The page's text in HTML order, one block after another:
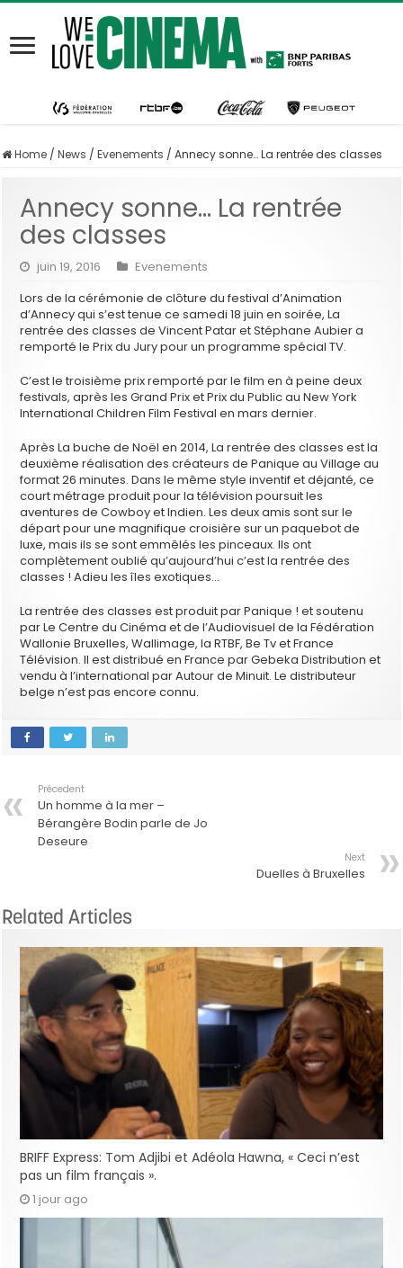
Home / News / Evenements / Annecy sonne… La rentrée des classes
Annecy sonne… La rentrée
des classes
juin 19, 2016
Evenements
Lors de la cérémonie de clôture du festival d’Animation
d’Annecy qui s’est tenue ce samedi 18 juin en soirée, La
rentrée des classes de Vincent Patar et Stéphane Aubier a
remporté le Prix du Jury pour un programme spécial TV.
C’est le troisième prix remporté par le film en à peine deux
festivals, après les Grand Prix et Prix du Public au New York
International Children Film Festival en mars dernier.
Après La buche de Noël en 2014, La rentrée des classes est la
deuxième réalisation des créateurs de Panique au Village au
format 26 minutes. Dans le même style inventif et déjanté, ce
court métrage produit pour la télévision poursuit les
aventures de Cowboy et Indien. Les deux amis sont sur le
départ pour une magnifique croisière sur un paquebot de
luxe, mais ils se sont emmêlés les pinceaux. Ils ont
complètement oublié qu’aujourd’hui c’est la rentrée des
classes ! Adieu les îles exotiques…
La rentrée des classes est produit par Panique ! et soutenu
par Le Centre du Cinéma et de l’Audiovisuel de la Fédération
Wallonie Bruxelles, Wallimage, la RTBF, Be Tv et France
Télévision. Il est distribué en France par Gebeka Distribution et
vendu à l’international par Autour de Minuit. Le distributeur
belge n’est pas encore connu.
Précedent
Un homme à la mer –
Bérangère Bodin parle de Jo
Deseure
Next
Duelles à Bruxelles
Related Articles
BRIFF Express: Tom Adjibi et Adéola Hawna, « Ceci n’est
pas un film français ».
1 jour ago